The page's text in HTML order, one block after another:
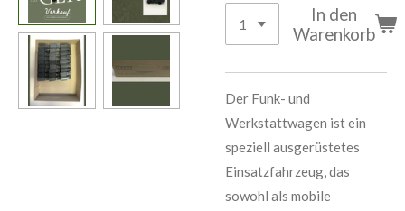
In den
Warenkorb
Der Funk- und
Werkstattwagen ist ein
speziell ausgerüstetes
Einsatzfahrzeug, das
sowohl als mobile